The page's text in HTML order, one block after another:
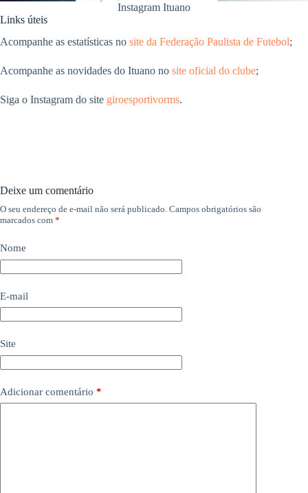
Instagram Ituano
Links úteis
Acompanhe as estatísticas no site da Federação Paulista de Futebol;
Acompanhe as novidades do Ituano no site oficial do clube;
Siga o Instagram do site giroesportivorms.
Deixe um comentário
O seu endereço de e-mail não será publicado. Campos obrigatórios são
marcados com *
Nome
E-mail
Site
Adicionar comentário *